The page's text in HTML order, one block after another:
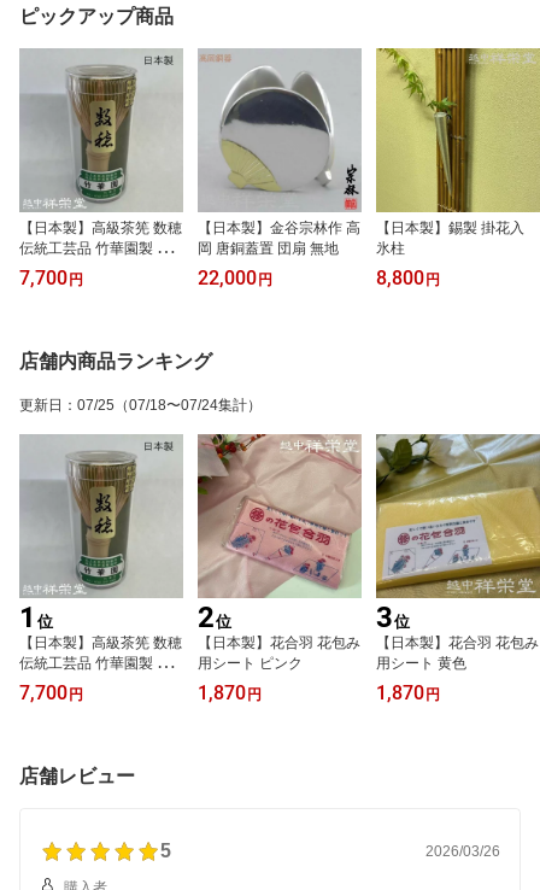
ピックアップ商品
【日本製】高級茶筅 数穂
伝統工芸品 竹華園製 茶
道に 使いやすいスタンダ
ードな茶筅
7,700 円
【日本製】金谷宗林作 高
岡 唐銅蓋置 団扇 無地
22,000 円
【日本製】錫製 掛花入
氷柱
8,800 円
店舗内商品ランキング
更新日 ： 07/25 （07/18〜07/24集計）
1 位
【日本製】高級茶筅 数穂
伝統工芸品 竹華園製 茶
道に 使いやすいスタンダ
ードな茶筅
7,700 円
2位
【日本製】花合羽 花包み
用シート ピンク
1,870 円
3位
【日本製】花合羽 花包み
用シート 黄色
1,870 円
店舗レビュー
5 2026/03/26